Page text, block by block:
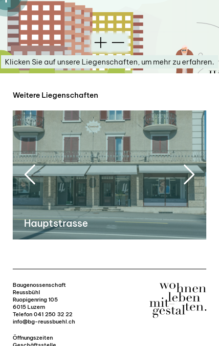
Klicken Sie auf unsere Liegenschaften, um mehr zu erfahren.
Weitere Liegenschaften
Hauptstrasse
Baugenossenschaft
Reussbühl
Ruopigenring 105
6015 Luzern
Telefon 041 250 32 22
info@bg-reussbuehl.ch
Öffnungszeiten